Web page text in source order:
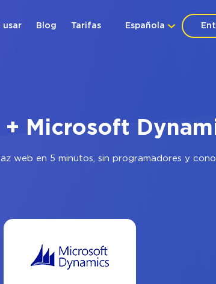
Española
usar Blog Tarifas
Microsoft
web en 5 minutos, sin programadores y